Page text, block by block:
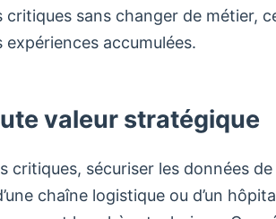
sans changer de métier,
accumulées.
valeur stratégique
sécuriser les données
chaîne logistique ou d’un